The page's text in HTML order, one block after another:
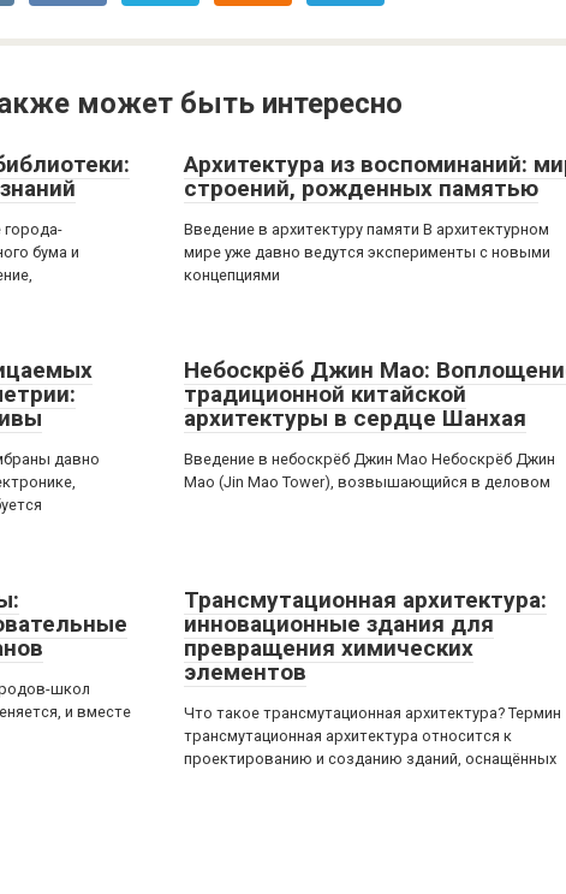
может быть интересно
города-
бума и
Архитектура из воспоминаний:
строений, рожденных памятью
Введение в архитектуру памяти В архитектурном
мире уже давно ведутся эксперименты с новыми
концепциями
давно
Небоскрёб Джин Мао:
традиционной китайской
архитектуры в сердце Шанхая
Введение в небоскрёб Джин Мао Небоскрёб Джин
Мао (Jin Mao Tower), возвышающийся в деловом
школ
и вместе
Трансмутационная архитектура:
инновационные здания для
превращения химических
элементов
Что такое трансмутационная архитектура? Термин
трансмутационная архитектура относится к
проектированию и созданию зданий, оснащённых